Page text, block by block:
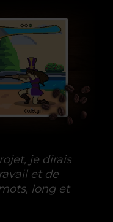
je dirais
et de
long et